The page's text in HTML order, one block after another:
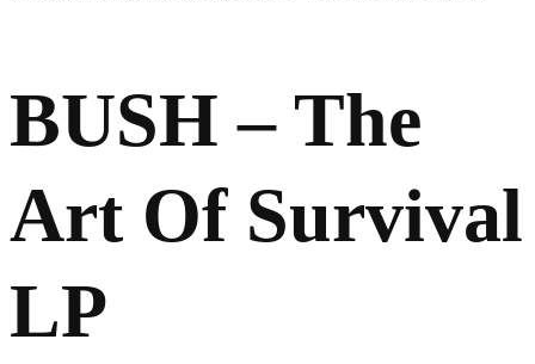
BUSH – The
Art Of Survival
LP